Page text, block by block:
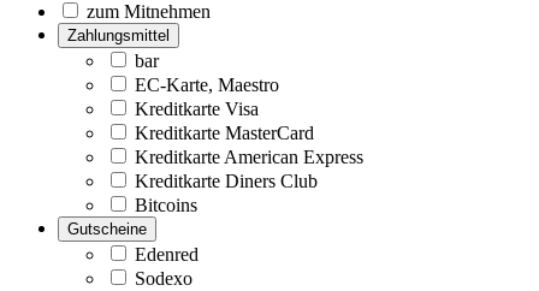
zum Mitnehmen
Zahlungsmittel
bar
EC-Karte, Maestro
Kreditkarte Visa
Kreditkarte MasterCard
Kreditkarte American Express
Kreditkarte Diners Club
Bitcoins
Gutscheine
Edenred
Sodexo